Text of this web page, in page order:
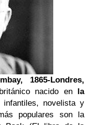
1865-Londres,
nacido en la
novelista y
populares son la